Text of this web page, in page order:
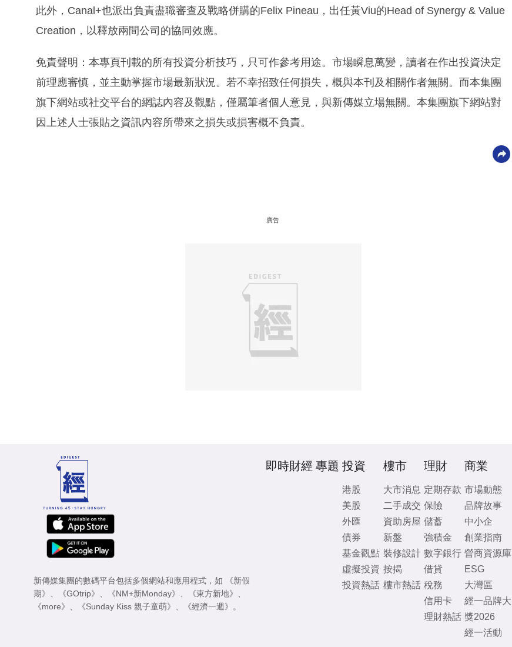
此外，Canal+也派出負責盡職審查及戰略併購的Felix Pineau，出任黃Viu的Head of Synergy & Value
Creation，以釋放兩間公司的協同效應。
免責聲明：本專頁刊載的所有投資分析技巧，只可作參考用途。市場瞬息萬變，讀者在作出投資決定
前理應審慎，並主動掌握市場最新狀況。若不幸招致任何損失，概與本刊及相關作者無關。而本集團
旗下網站或社交平台的網誌內容及觀點，僅屬筆者個人意見，與新傳媒立場無關。本集團旗下網站對
因上述人士張貼之資訊內容所帶來之損失或損害概不負責。
廣告
新傳媒集團的數碼平台包括多個網站和應用程式，如
《新假
期》 、 《GOtrip》 、 《NM+新Monday》 、 《東方新地》 、
《more》 、 《Sunday Kiss 親子童萌》 、 《經濟一週》 。
即時財經 專題 投資
港股
美股
外匯
債券
基金觀點
虛擬投資
投資熱話
樓市
大市消息
二手成交
資助房屋
新盤
裝修設計
按揭
樓市熱話
理財
定期存款
保險
儲蓄
強積金
數字銀行
借貸
稅務
信用卡
理財熱話
商業
市場動態
品牌故事
中小企
創業指南
營商資源庫
ESG
大灣區
經一品牌大
獎2026
經一活動